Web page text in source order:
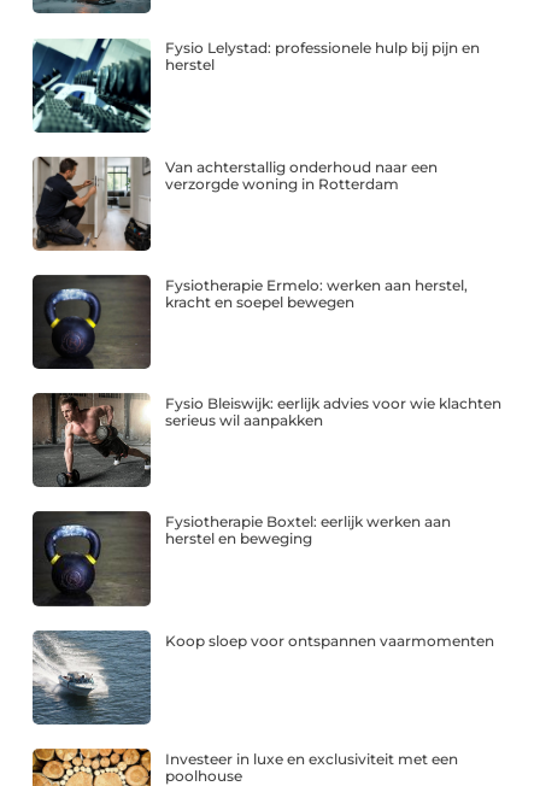
Fysio Lelystad: professionele hulp bij pijn en
herstel
Van achterstallig onderhoud naar een
verzorgde woning in Rotterdam
Fysiotherapie Ermelo: werken aan herstel,
kracht en soepel bewegen
Fysio Bleiswijk: eerlijk advies voor wie klachten
serieus wil aanpakken
Fysiotherapie Boxtel: eerlijk werken aan
herstel en beweging
Koop sloep voor ontspannen vaarmomenten
Investeer in luxe en exclusiviteit met een
poolhouse